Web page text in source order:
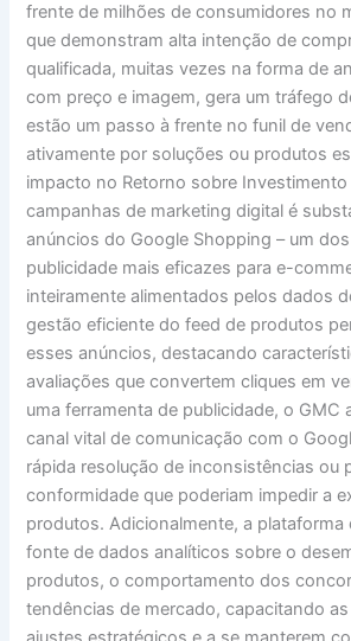
frente de milhões de consumidores no
que demonstram alta intenção de
qualificada, muitas vezes na forma de
com preço e imagem, gera um tráfego
estão um passo à frente no funil de
ativamente por soluções ou produtos
impacto no Retorno sobre Investimento
campanhas de marketing digital é
anúncios do Google Shopping – um
publicidade mais eficazes para e-
inteiramente alimentados pelos dados
gestão eficiente do feed de produtos
esses anúncios, destacando
avaliações que convertem cliques em
uma ferramenta de publicidade, o GMC
canal vital de comunicação com o
rápida resolução de inconsistências ou
conformidade que poderiam impedir a
produtos. Adicionalmente, a plataforma
fonte de dados analíticos sobre o
produtos, o comportamento dos
tendências de mercado, capacitando